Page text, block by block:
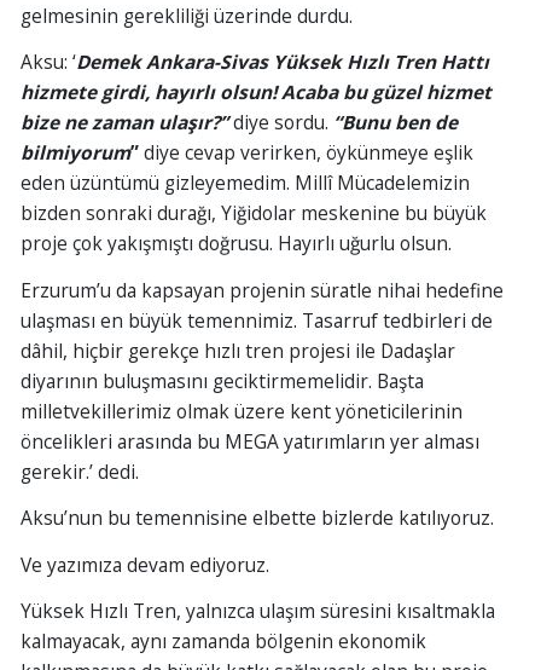
gelmesinin gerekliliği üzerinde durdu.
Aksu: ‘Demek Ankara-Sivas Yüksek Hızlı Tren Hattı
hizmete girdi, hayırlı olsun! Acaba bu güzel hizmet
bize ne zaman ulaşır?”diye sordu. “Bunu ben de
bilmiyorum”diye cevap verirken, öykünmeye eşlik
eden üzüntümü gizleyemedim. Millî Mücadelemizin
bizden sonraki durağı, Yiğidolar meskenine bu büyük
proje çok yakışmıştı doğrusu. Hayırlı uğurlu olsun.
Erzurum’u da kapsayan projenin süratle nihai hedefine
ulaşması en büyük temennimiz. Tasarruf tedbirleri de
dâhil, hiçbir gerekçe hızlı tren projesi ile Dadaşlar
diyarının buluşmasını geciktirmemelidir. Başta
milletvekillerimiz olmak üzere kent yöneticilerinin
öncelikleri arasında bu MEGA yatırımların yer alması
gerekir.’ dedi.
Aksu’nun bu temennisine elbette bizlerde katılıyoruz.
Ve yazımıza devam ediyoruz.
Yüksek Hızlı Tren, yalnızca ulaşım süresini kısaltmakla
kalmayacak, aynı zamanda bölgenin ekonomik